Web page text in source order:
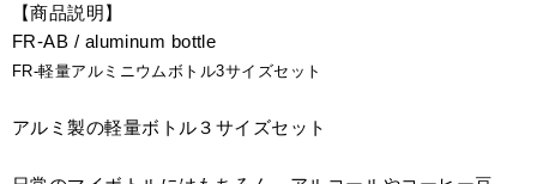
【商品説明】
FR-AB / aluminum bottle
FR-軽量アルミニウムボトル3サイズセット
アルミ製の軽量ボトル３サイズセット